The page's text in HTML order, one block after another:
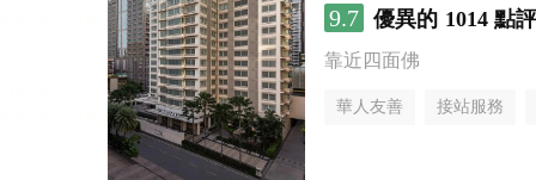
9.7 優異的 1014 點評
靠近四面佛
華人友善 接站服務